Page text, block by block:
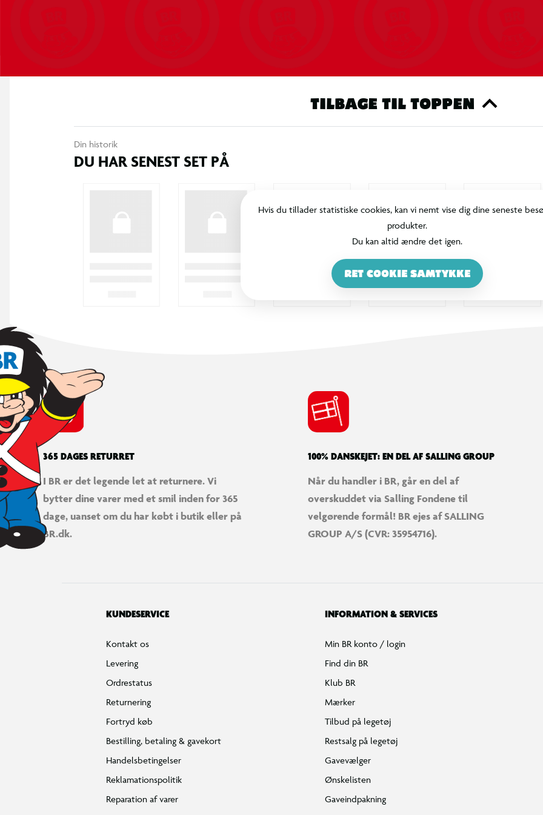
TILBAGE TIL TOPPEN
Din historik
DU HAR SENEST SET PÅ
Hvis du tillader statistiske cookies, kan vi nemt vise dig dine seneste
produkter.
Du kan altid ændre det igen.
RET COOKIE SAMTYKKE
365 DAGES RETURRET
I BR er det legende let at returnere. Vi
bytter dine varer med et smil inden for 365
dage, uanset om du har købt i butik eller på
BR.dk.
100% DANSKEJET: EN DEL AF SALLING GROUP
Når du handler i BR, går en del af
overskuddet via Salling Fondene til
velgørende formål! BR ejes af SALLING
GROUP A/S (CVR: 35954716).
KUNDESERVICE
Kontakt os
Levering
Ordrestatus
Returnering
Fortryd køb
Bestilling, betaling & gavekort
Handelsbetingelser
Reklamationspolitik
Reparation af varer
INFORMATION & SERVICES
Min BR konto / login
Find din BR
Klub BR
Mærker
Tilbud på legetøj
Restsalg på legetøj
Gavevælger
Ønskelisten
Gaveindpakning